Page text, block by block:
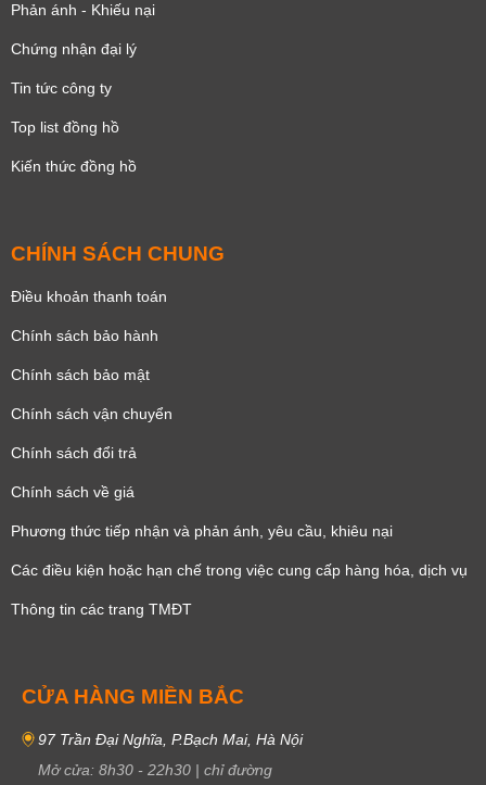
Phản ánh - Khiếu nại
Chứng nhận đại lý
Tin tức công ty
Top list đồng hồ
Kiến thức đồng hồ
CHÍNH SÁCH CHUNG
Điều khoản thanh toán
Chính sách bảo hành
Chính sách bảo mật
Chính sách vận chuyển
Chính sách đổi trả
Chính sách về giá
Phương thức tiếp nhận và phản ánh, yêu cầu, khiêu nại
Các điều kiện hoặc hạn chế trong việc cung cấp hàng hóa, dịch vụ
Thông tin các trang TMĐT
CỬA HÀNG MIỀN BẮC
97 Trần Đại Nghĩa, P.Bạch Mai, Hà Nội
Mở cửa: 8h30 - 22h30 | chỉ đường